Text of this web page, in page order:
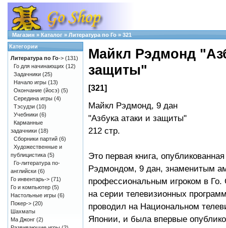
Магазин » Каталог » Литература по Го » 321
Майкл Рэдмонд
защиты"
[321]
Майкл Рэдмонд, 9 дан
"Азбука атаки и защиты"
212 стр.
Это первая книга,
Рэдмондом, 9 дан, знаменитым
профессиональным игроком в Го.
на серии телевизионных
проводил на Национальном
Японии, и была впервые
Категории
Литература по Го-> (131)
Го для начинающих (12)
Задачники (25)
Начало игры (13)
Окончание (йосэ) (5)
Середина игры (4)
Тэсудзи (10)
Учебники (6)
Карманные
задачники (18)
Сборники партий (6)
Художественные и
публицистика (5)
Го-литература по-
английски (6)
Го инвентарь-> (71)
Го и компьютер (5)
Настольные игры (6)
Покер-> (20)
Шахматы
Ма Джонг (2)